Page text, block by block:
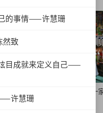
彭顺：自得其乐地开一
的事情——许慧珊
致
目成就来定义自己——
许慧珊